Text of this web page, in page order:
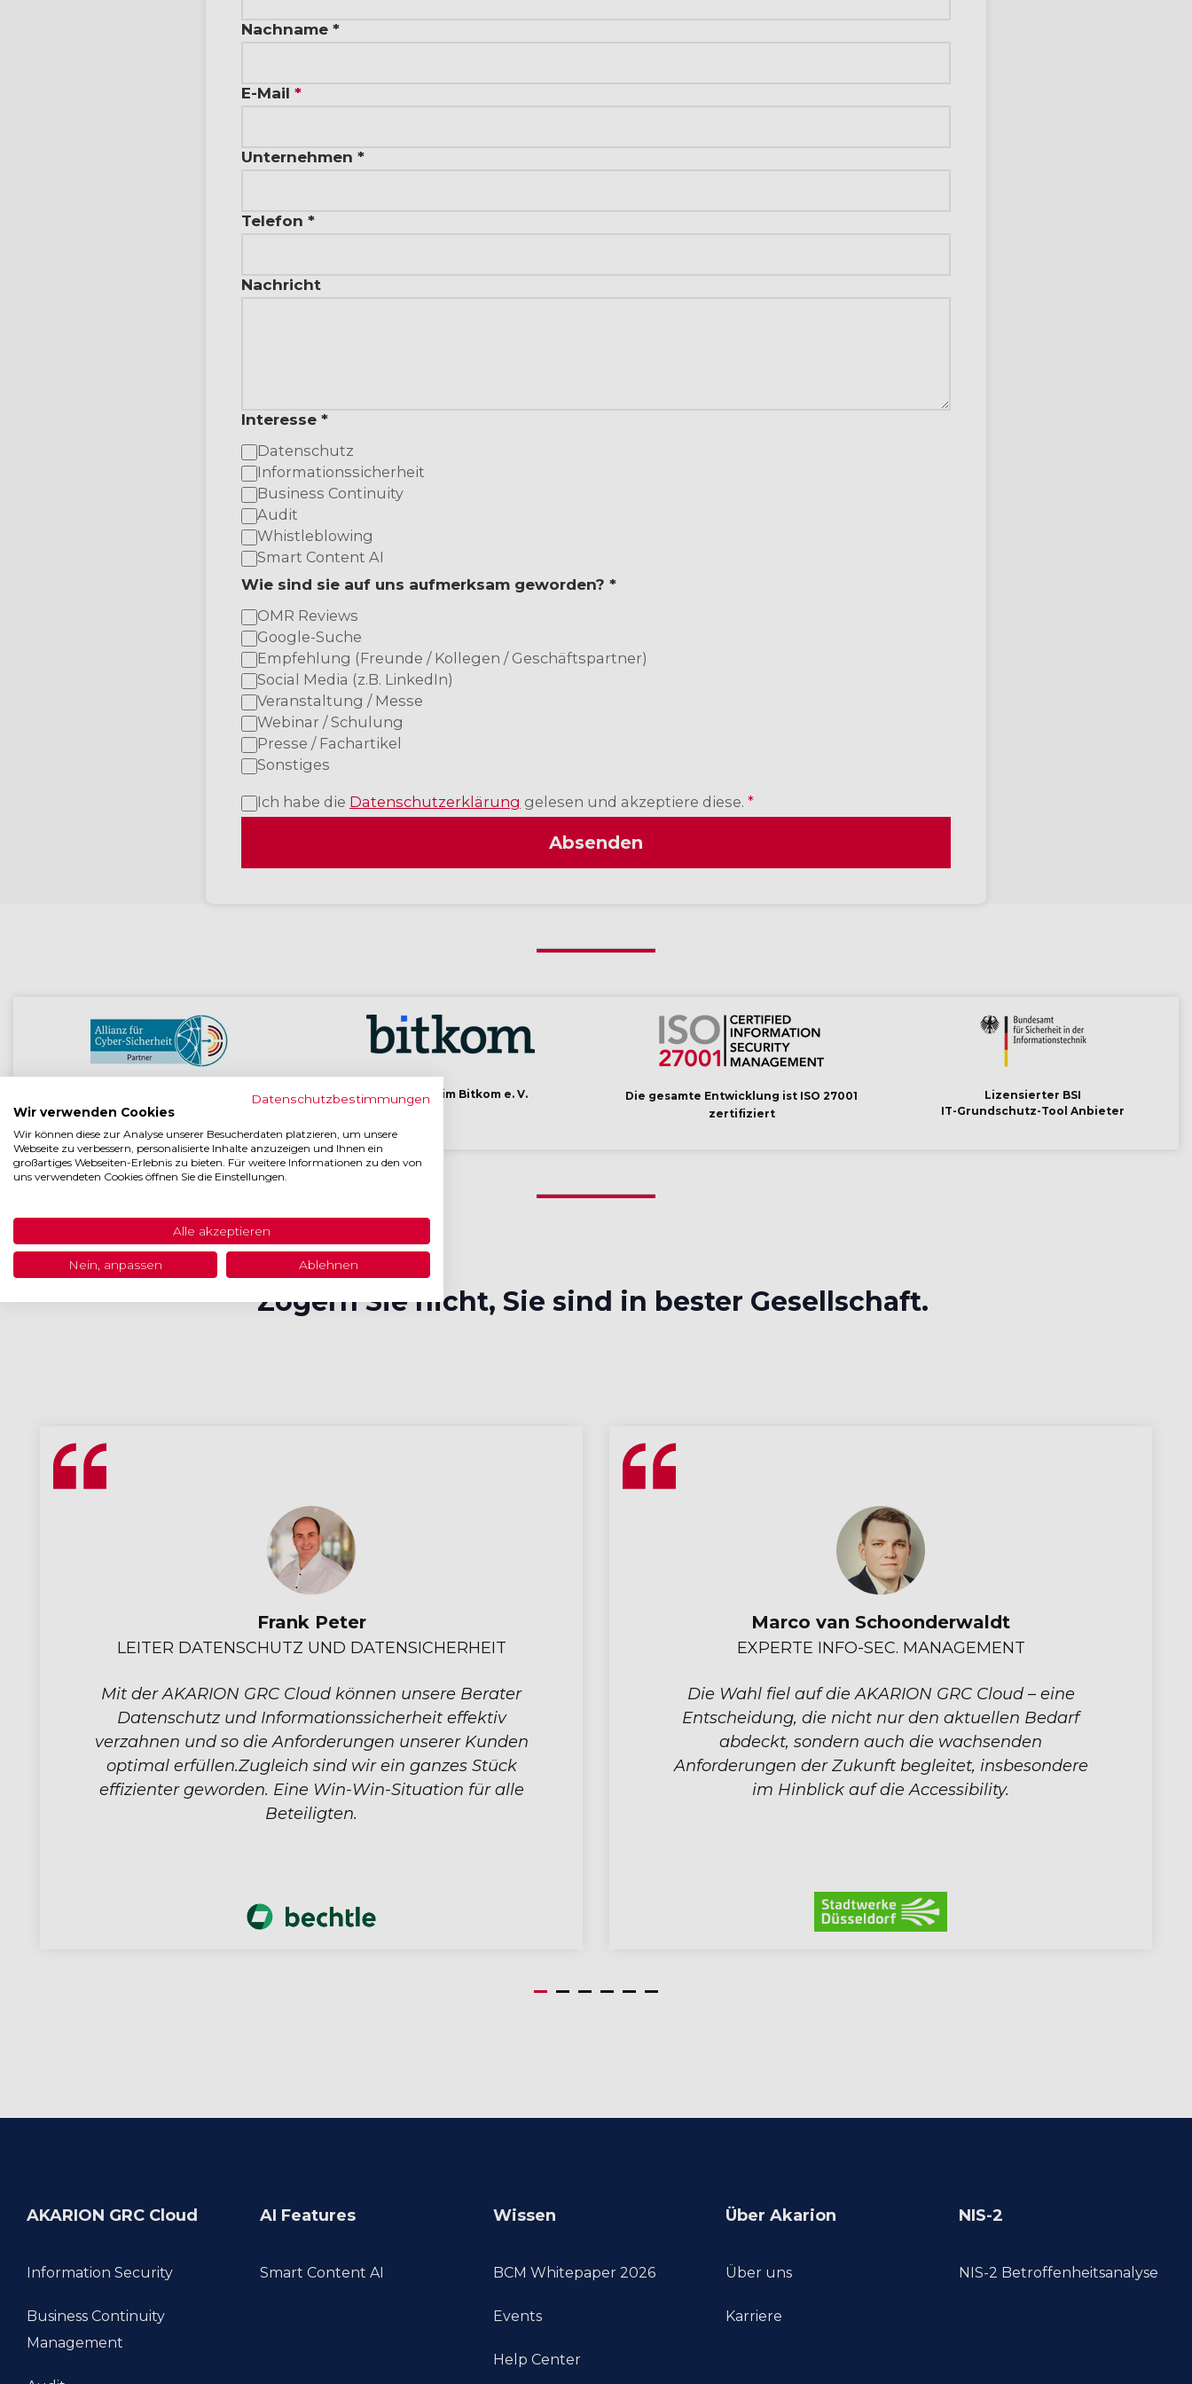
Nachname *
E-Mail *
Unternehmen *
Telefon *
Nachricht
Interesse *
Datenschutz
Informationssicherheit
Business Continuity
Audit
Whistleblowing
Smart Content AI
Wie sind sie auf uns aufmerksam geworden? *
OMR Reviews
Google-Suche
Empfehlung (Freunde / Kollegen / Geschäftspartner)
Social Media (z.B. LinkedIn)
Veranstaltung / Messe
Webinar / Schulung
Presse / Fachartikel
Sonstiges
Ich habe die Datenschutzerklärung gelesen und akzeptiere diese. *
Absenden
Partner der BSI Allianz für Cyber-
Sicherheit
Mitglied beim Bitkom e. V.
Die gesamte Entwicklung ist ISO 27001
zertifiziert
Lizensierter BSI
IT-Grundschutz-Tool Anbieter
Zögern Sie nicht, Sie sind in bester Gesellschaft.
Marco van Schoonderwaldt
EXPERTE INFO-SEC. MANAGEMENT
Die Wahl fiel auf die AKARION GRC Cloud – eine
Entscheidung, die nicht nur den aktuellen Bedarf
abdeckt, sondern auch die wachsenden
Anforderungen der Zukunft begleitet, insbesondere
im Hinblick auf die Accessibility.
Theresa Steinmetz
INFORMATIONSSICHERHEITS-RISIKOMANAGERIN
Unser wichtigstes Gut sind Daten. Diese müssen
geschützt werden.Durch die GRC Cloud
sich im Vergleich mit der alten Excel-Lösung eine
immense Zeitersparnis. Ich würde diese mit etwa
Prozent beziffern. Bei der Usability sind es sogar
AKARION GRC Cloud
Information Security
Business Continuity
Management
AI Features
Smart Content AI
Wissen
BCM Whitepaper 2026
Events
Help Center
Über Akarion
Über uns
Karriere
NIS-2
NIS-2 Betroffenheitsanalyse
Datenschutzbestimmungen
Wir verwenden Cookies
Wir können diese zur Analyse unserer Besucherdaten platzieren, um unsere
Webseite zu verbessern, personalisierte Inhalte anzuzeigen und Ihnen ein
großartiges Webseiten-Erlebnis zu bieten. Für weitere Informationen zu den von
uns verwendeten Cookies öffnen Sie die Einstellungen.
Alle akzeptieren
Nein, anpassen Ablehnen